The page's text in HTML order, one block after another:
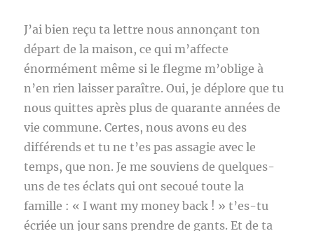
J’ai bien reçu ta lettre nous annonçant ton
départ de la maison, ce qui m’affecte
énormément même si le flegme m’oblige à
n’en rien laisser paraître. Oui, je déplore que tu
nous quittes après plus de quarante années de
vie commune. Certes, nous avons eu des
différends et tu ne t’es pas assagie avec le
temps, que non. Je me souviens de quelques-
uns de tes éclats qui ont secoué toute la
famille : « I want my money back ! » t’es-tu
écriée un jour sans prendre de gants. Et de ta